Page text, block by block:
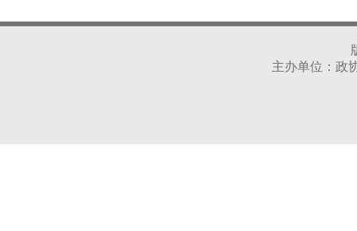
主办单位：